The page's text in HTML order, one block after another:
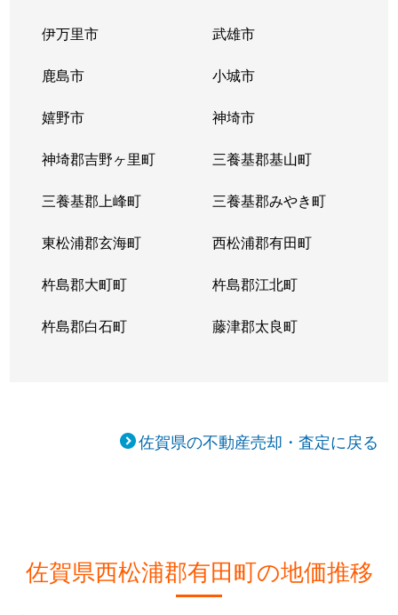
伊万里市 武雄市
鹿島市 小城市
嬉野市 神埼市
神埼郡吉野ヶ里町 三養基郡基山町
三養基郡上峰町 三養基郡みやき町
東松浦郡玄海町 西松浦郡有田町
杵島郡大町町 杵島郡江北町
杵島郡白石町 藤津郡太良町
佐賀県の不動産売却・査定に戻る
佐賀県西松浦郡有田町の地価推移